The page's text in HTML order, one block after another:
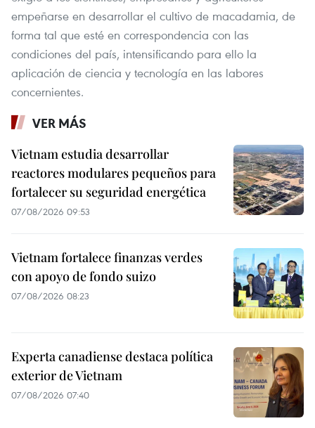
empeñarse en desarrollar el cultivo de macadamia, de
forma tal que esté en correspondencia con las
condiciones del país, intensificando para ello la
aplicación de ciencia y tecnología en las labores
concernientes.
VER MÁS
Vietnam estudia desarrollar
reactores modulares pequeños para
fortalecer su seguridad energética
07/08/2026 09:53
Vietnam fortalece finanzas verdes
con apoyo de fondo suizo
07/08/2026 08:23
Experta canadiense destaca política
exterior de Vietnam
07/08/2026 07:40